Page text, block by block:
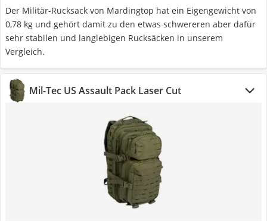
Der Militär-Rucksack von Mardingtop hat ein Eigengewicht von
0,78 kg und gehört damit zu den etwas schwereren aber dafür
sehr stabilen und langlebigen Rucksäcken in unserem
Vergleich.
Mil-Tec US Assault Pack Laser Cut